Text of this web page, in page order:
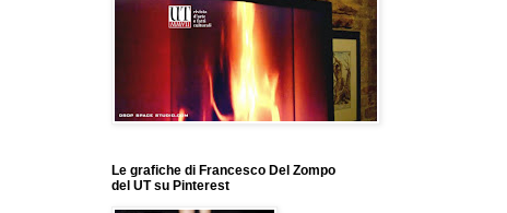
Le grafiche di Francesco Del Zompo
del UT su Pinterest